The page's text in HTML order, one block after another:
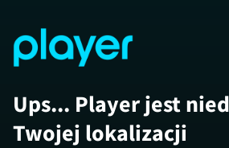
Ups... Player jest
Twojej lokalizacji